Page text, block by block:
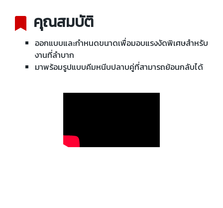
คุณสมบัติ
ออกแบบและกำหนดขนาดเพื่อมอบแรงงัดพิเศษสำหรับ
งานที่ลำบาก
มาพร้อมรูปแบบคีมหนีบปลาบคู่ที่สามารถย้อนกลับได้